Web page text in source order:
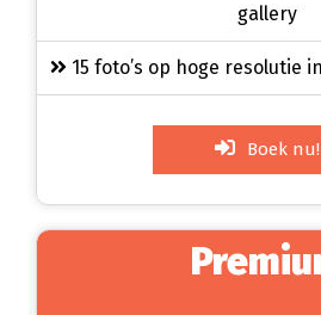
gallery
15 foto’s op hoge resolutie
Boek nu!